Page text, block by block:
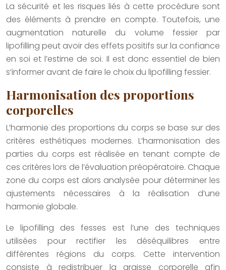
La sécurité et les risques liés à cette procédure sont
des éléments à prendre en compte. Toutefois, une
augmentation naturelle du volume fessier par
lipofilling peut avoir des effets positifs sur la confiance
en soi et l’estime de soi. Il est donc essentiel de bien
s’informer avant de faire le choix du lipofilling fessier.
Harmonisation des proportions
corporelles
L’harmonie des proportions du corps se base sur des
critères esthétiques modernes. L’harmonisation des
parties du corps est réalisée en tenant compte de
ces critères lors de l’évaluation préopératoire. Chaque
zone du corps est alors analysée pour déterminer les
ajustements nécessaires à la réalisation d’une
harmonie globale.
Le lipofilling des fesses est l’une des techniques
utilisées pour rectifier les déséquilibres entre
différentes régions du corps. Cette intervention
consiste à redistribuer la graisse corporelle afin